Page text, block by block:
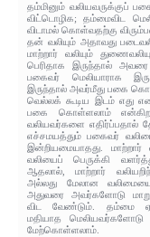
தம்மினும் வலியவருக்குப்
விட்டொழிக; தம்மைவிட
விடாமல் கொள்வதற்கு
தன் வலியும் அதாவது
மாற்றார் வலியும்
பெரிதாக இருந்தால்
பகைவர் மெலியாராக
இருந்தால் அவர்மீது பகை
வெல்லக் கூடிய இடம் எது
பகை கொள்ளலாம்
வலியவர்களை எதிர்ப்பதால்
எச்சமயத்தும் பகைவர்
இன்றியமையாதது.
வலியைப் பெருக்கி
ஆதலால், மாற்றார்
அல்லது மேலான
அதுவரை அவர்களோடு
விட வேண்டும். தம்மை
மதியாத
மேற்கொள்ளலாம்.